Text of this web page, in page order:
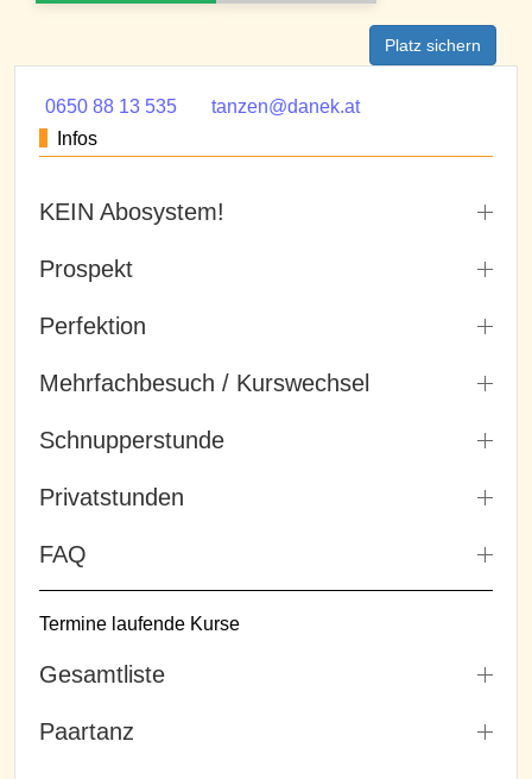
Platz sichern
0650 88 13 535
tanzen@danek.at
Infos
KEIN Abosystem!
Prospekt
Perfektion
Mehrfachbesuch / Kurswechsel
Schnupperstunde
Privatstunden
FAQ
Termine laufende Kurse
Gesamtliste
Paartanz